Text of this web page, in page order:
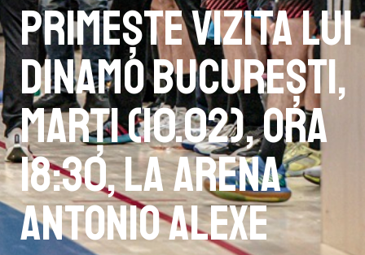
primește vizita lui
Dinamo București,
marți (10.02), ora
18:30, la Arena
Antonio Alexe